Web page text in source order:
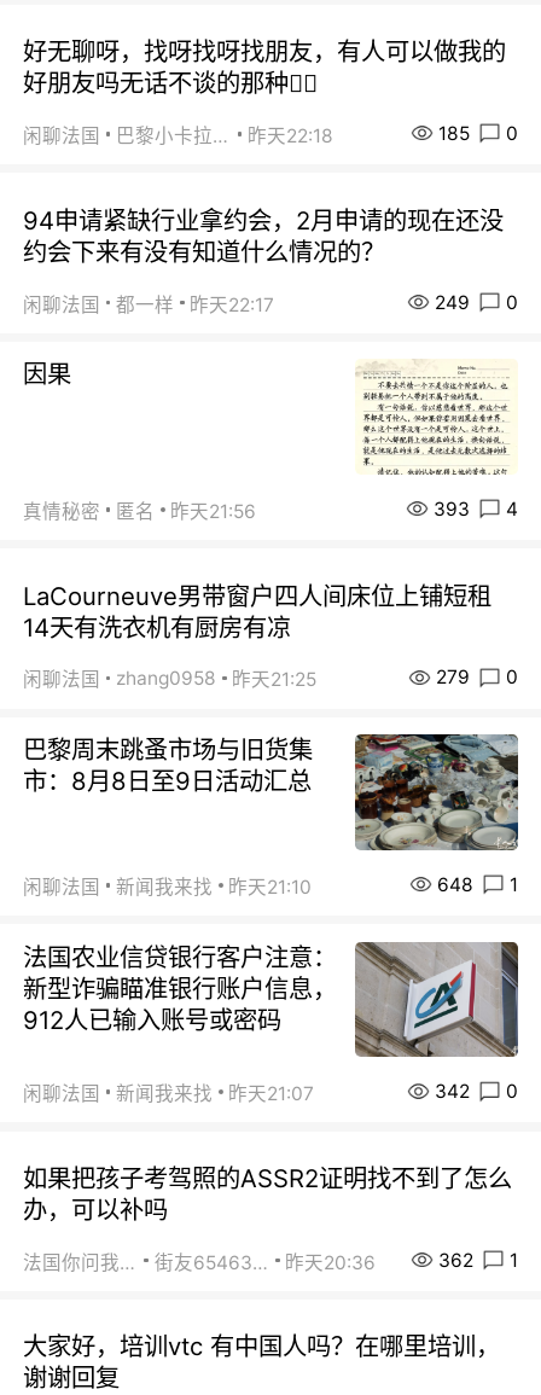
好无聊呀，找呀找呀找朋友，有人可以做我的
好朋友吗无话不谈的那种😮‍💨
闲聊法国 巴黎小卡拉咪 昨天22:18 185 0
94申请紧缺行业拿约会，2月申请的现在还没
约会下来有没有知道什么情况的？
闲聊法国 都一样 昨天22:17 249 0
因果
真情秘密 匿名 昨天21:56 393 4
LaCourneuve男带窗户四人间床位上铺短租
14天有洗衣机有厨房有凉
闲聊法国 zhang0958 昨天21:25 279 0
巴黎周末跳蚤市场与旧货集
市：8月8日至9日活动汇总
闲聊法国 新闻我来找 昨天21:10 648 1
法国农业信贷银行客户注意：
新型诈骗瞄准银行账户信息，
912人已输入账号或密码
闲聊法国 新闻我来找 昨天21:07 342 0
如果把孩子考驾照的ASSR2证明找不到了怎么
办，可以补吗
法国你问我答 街友65463281 昨天20:36 362 1
大家好，培训vtc 有中国人吗？在哪里培训，
谢谢回复